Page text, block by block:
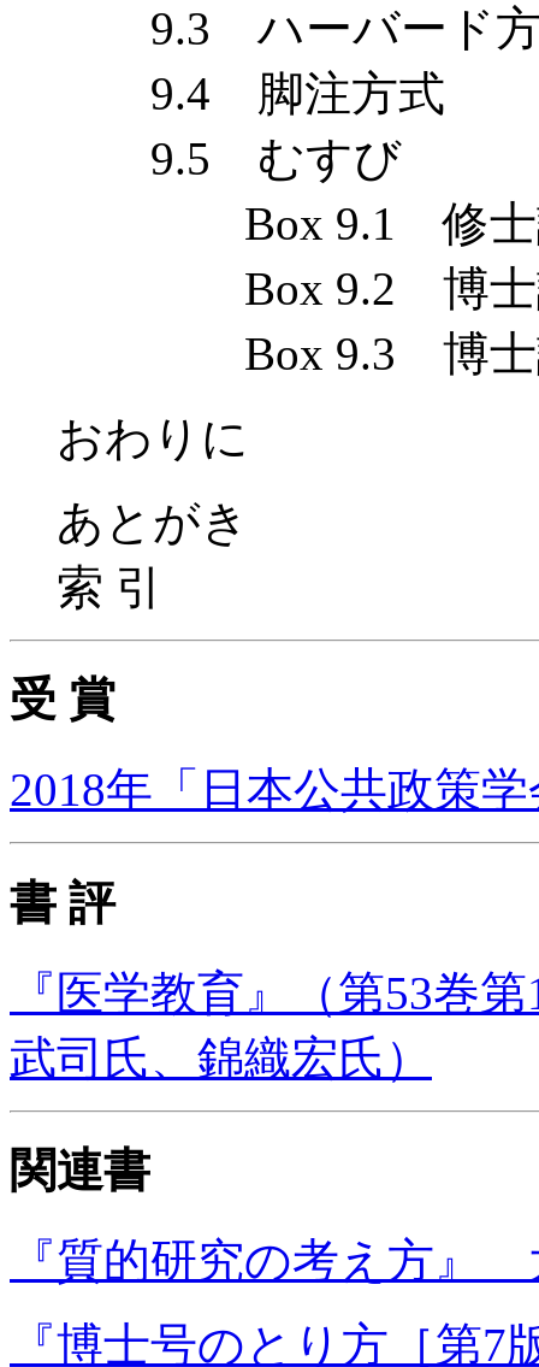
9.3 ハーバード方
9.4 脚注方式
9.5 むすび
Box 9.1 修士論
Box 9.2 博士論
Box 9.3 博士論
おわりに
あとがき
索 引
受 賞
2018年「日本公共政策
書 評
『医学教育』（第53巻
武司氏、錦織宏氏）
関連書
『質的研究の考え方』
『博士号のとり方［第